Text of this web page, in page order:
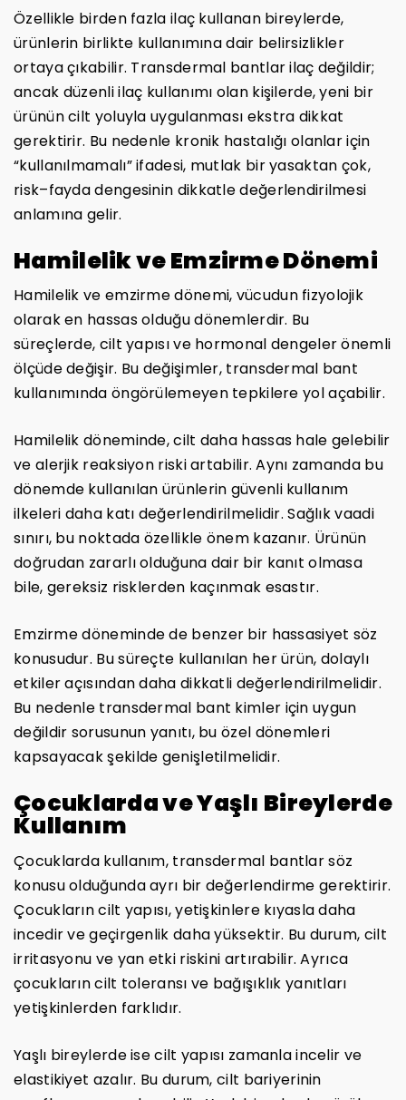
Özellikle birden fazla ilaç kullanan bireylerde,
ürünlerin birlikte kullanımına dair belirsizlikler
ortaya çıkabilir. Transdermal bantlar ilaç değildir;
ancak düzenli ilaç kullanımı olan kişilerde, yeni bir
ürünün cilt yoluyla uygulanması ekstra dikkat
gerektirir. Bu nedenle kronik hastalığı olanlar için
“kullanılmamalı” ifadesi, mutlak bir yasaktan çok,
risk–fayda dengesinin dikkatle değerlendirilmesi
anlamına gelir.
Hamilelik ve Emzirme Dönemi
Hamilelik ve emzirme dönemi, vücudun fizyolojik
olarak en hassas olduğu dönemlerdir. Bu
süreçlerde, cilt yapısı ve hormonal dengeler önemli
ölçüde değişir. Bu değişimler, transdermal bant
kullanımında öngörülemeyen tepkilere yol açabilir.
Hamilelik döneminde, cilt daha hassas hale gelebilir
ve alerjik reaksiyon riski artabilir. Aynı zamanda bu
dönemde kullanılan ürünlerin güvenli kullanım
ilkeleri daha katı değerlendirilmelidir. Sağlık vaadi
sınırı, bu noktada özellikle önem kazanır. Ürünün
doğrudan zararlı olduğuna dair bir kanıt olmasa
bile, gereksiz risklerden kaçınmak esastır.
Emzirme döneminde de benzer bir hassasiyet söz
konusudur. Bu süreçte kullanılan her ürün, dolaylı
etkiler açısından daha dikkatli değerlendirilmelidir.
Bu nedenle transdermal bant kimler için uygun
değildir sorusunun yanıtı, bu özel dönemleri
kapsayacak şekilde genişletilmelidir.
Çocuklarda ve Yaşlı Bireylerde
Kullanım
Çocuklarda kullanım, transdermal bantlar söz
konusu olduğunda ayrı bir değerlendirme gerektirir.
Çocukların cilt yapısı, yetişkinlere kıyasla daha
incedir ve geçirgenlik daha yüksektir. Bu durum, cilt
irritasyonu ve yan etki riskini artırabilir. Ayrıca
çocukların cilt toleransı ve bağışıklık yanıtları
yetişkinlerden farklıdır.
Yaşlı bireylerde ise cilt yapısı zamanla incelir ve
elastikiyet azalır. Bu durum, cilt bariyerinin